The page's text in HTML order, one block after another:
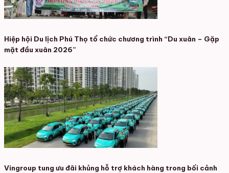
Hiệp hội Du lịch Phú Thọ tổ chức chương trình “Du xuân – Gặp
mặt đầu xuân 2026”
Vingroup tung ưu đãi khủng hỗ trợ khách hàng trong bối cảnh